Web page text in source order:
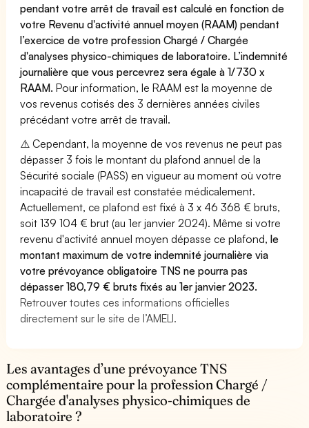
pendant votre arrêt de travail est calculé en fonction de
votre Revenu d'activité annuel moyen (RAAM) pendant
l’exercice de votre profession Chargé / Chargée
d'analyses physico-chimiques de laboratoire. L’indemnité
journalière que vous percevrez sera égale à 1/730 x
RAAM. Pour information, le RAAM est la moyenne de
vos revenus cotisés des 3 dernières années civiles
précédant votre arrêt de travail.
⚠️ Cependant, la moyenne de vos revenus ne peut pas
dépasser 3 fois le montant du plafond annuel de la
Sécurité sociale (PASS) en vigueur au moment où votre
incapacité de travail est constatée médicalement.
Actuellement, ce plafond est fixé à 3 x 46 368 € bruts,
soit 139 104 € brut (au 1er janvier 2024). Même si votre
revenu d'activité annuel moyen dépasse ce plafond,le
montant maximum de votre indemnité journalière via
votre prévoyance obligatoire TNS ne pourra pas
dépasser 180,79 € bruts fixés au 1er janvier 2023.
Retrouver toutes ces informations officielles
directement sur le site de l’AMELI.
Les avantages d’une prévoyance TNS
complémentaire pour la profession Chargé /
Chargée d'analyses physico-chimiques de
laboratoire ?